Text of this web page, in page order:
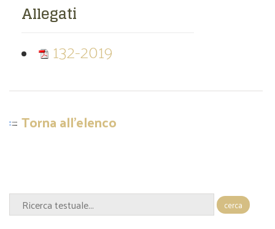
Allegati
132-2019
Torna all'elenco
cerca